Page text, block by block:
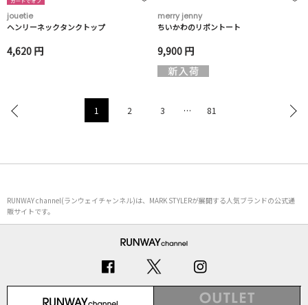
jouetie
ヘンリーネックタンクトップ
4,620 円
merry jenny
ちいかわのリボントート
9,900 円
1 2 3 … 81
RUNWAY channel(ランウェイチャンネル)は、MARK STYLERが展開する人気ブランドの公式通
販サイトです。